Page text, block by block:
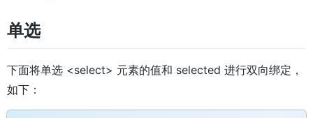
单选
下面将单选 <select> 元素的值和 selected 进行双向绑定，
如下：